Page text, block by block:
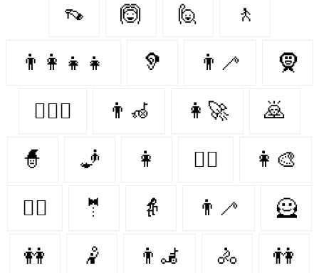
👡 🙆‍ 🙋 🚶‍
👨‍👩‍👧‍👧 🦻 👨‍🦯 🧕
👩‍❤️‍👩 👨‍🦽 👩‍🚀 🙇
🧙‍ 🧞‍ 👩‍ 👩‍⚖️ 👩‍🎨
👩‍✈️ 🤵‍ 👵 👨‍🦯‍ 🦸‍
👭 🤾 👨‍🦼 🚴‍ 👫